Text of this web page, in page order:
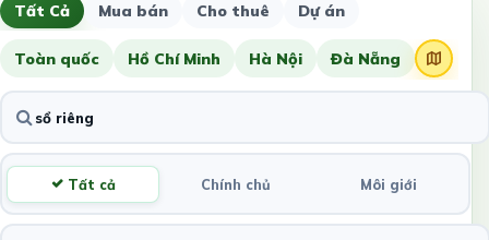
Tất Cả Mua bán Cho thuê Dự án
Toàn quốc Hồ Chí Minh Hà Nội Đà Nẵng
Tất cả Chính chủ Môi giới